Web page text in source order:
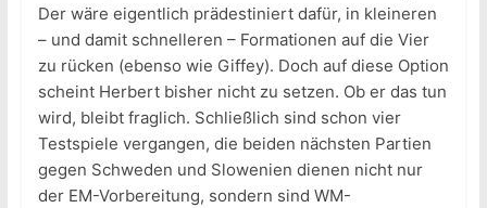
Der wäre eigentlich prädestiniert dafür, in kleineren
– und damit schnelleren – Formationen auf die Vier
zu rücken (ebenso wie Giffey). Doch auf diese Option
scheint Herbert bisher nicht zu setzen. Ob er das tun
wird, bleibt fraglich. Schließlich sind schon vier
Testspiele vergangen, die beiden nächsten Partien
gegen Schweden und Slowenien dienen nicht nur
der EM-Vorbereitung, sondern sind WM-